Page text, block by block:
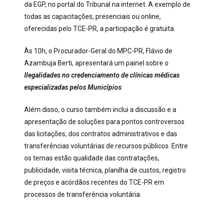
da EGP, no portal do Tribunal na internet. A exemplo de
todas as capacitações, presenciais ou online,
oferecidas pelo TCE-PR, a participação é gratuita.
Às 10h, o Procurador-Geral do MPC-PR, Flávio de
Azambuja Berti, apresentará um painel sobre o
Ilegalidades no credenciamento de clínicas médicas
especializadas pelos Municípios
Além disso, o curso também inclui a discussão e a
apresentação de soluções para pontos controversos
das licitações, dos contratos administrativos e das
transferências voluntárias de recursos públicos. Entre
os temas estão qualidade das contratações,
publicidade, visita técnica, planilha de custos, registro
de preços e acórdãos recentes do TCE-PR em
processos de transferência voluntária.